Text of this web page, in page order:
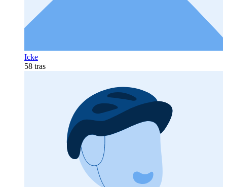
Icke
58 tras